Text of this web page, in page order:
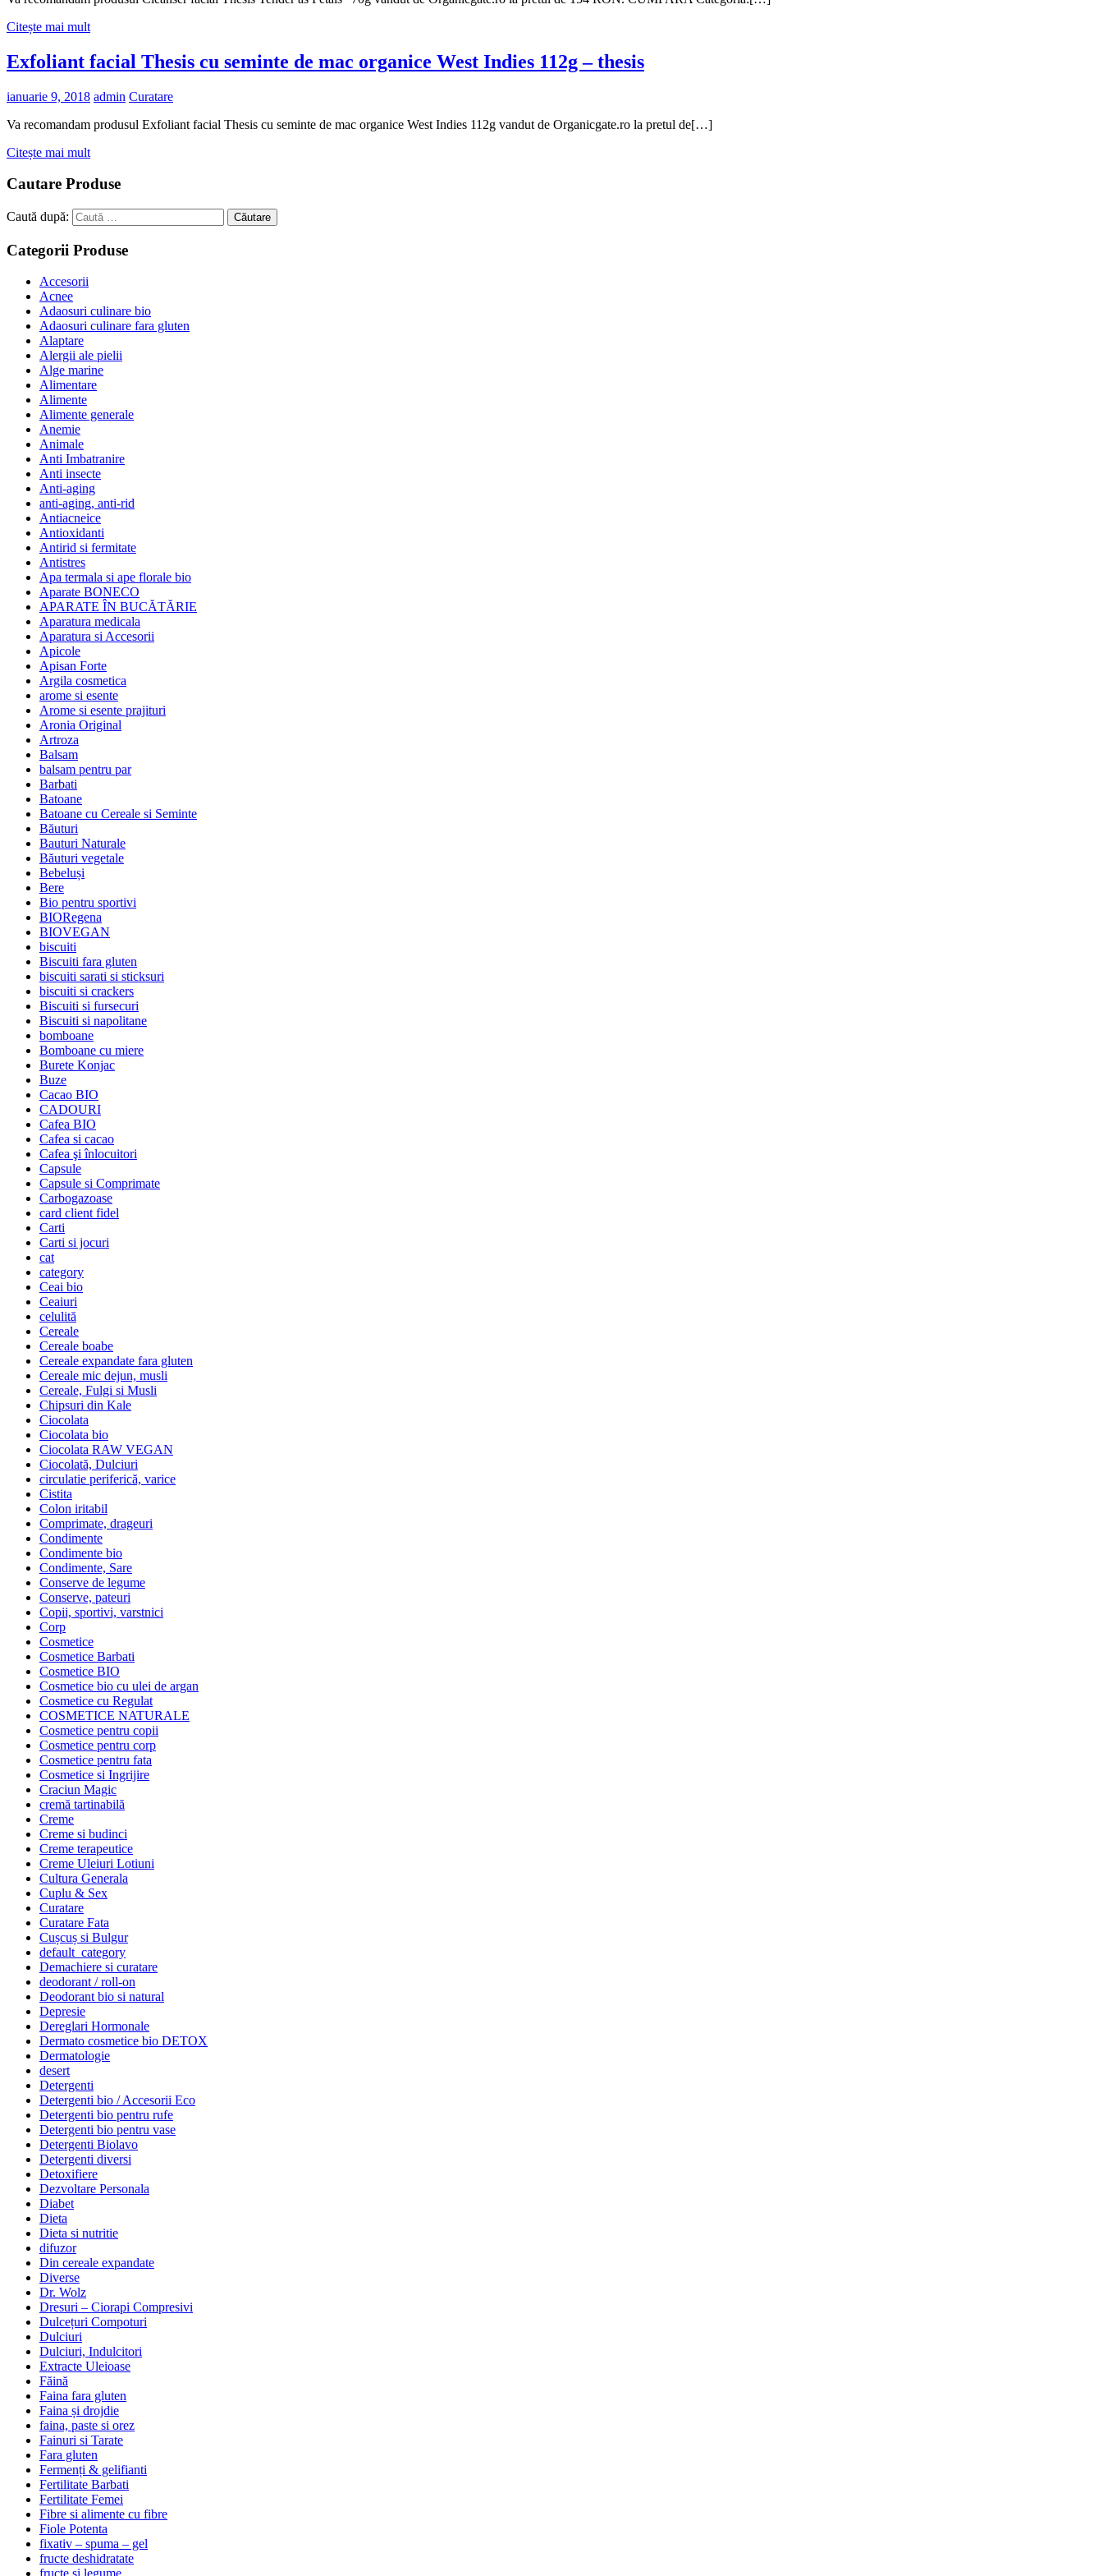
Citește mai mult
Exfoliant facial Thesis cu seminte de mac organice West Indies 112g – thesis
ianuarie 9, 2018 admin Curatare
Va recomandam produsul Exfoliant facial Thesis cu seminte de mac organice West Indies 112g vandut de Organicgate.ro la pretul de[…]
Citește mai mult
Cautare Produse
Caută după: Căutare
Categorii Produse
Accesorii
Acnee
Adaosuri culinare bio
Adaosuri culinare fara gluten
Alaptare
Alergii ale pielii
Alge marine
Alimentare
Alimente
Alimente generale
Anemie
Animale
Anti Imbatranire
Anti insecte
Anti-aging
anti-aging, anti-rid
Antiacneice
Antioxidanti
Antirid si fermitate
Antistres
Apa termala si ape florale bio
Aparate BONECO
APARATE ÎN BUCĂTĂRIE
Aparatura medicala
Aparatura si Accesorii
Apicole
Apisan Forte
Argila cosmetica
arome si esente
Arome si esente prajituri
Aronia Original
Artroza
Balsam
balsam pentru par
Barbati
Batoane
Batoane cu Cereale si Seminte
Băuturi
Bauturi Naturale
Băuturi vegetale
Bebeluși
Bere
Bio pentru sportivi
BIORegena
BIOVEGAN
biscuiti
Biscuiti fara gluten
biscuiti sarati si sticksuri
biscuiti si crackers
Biscuiti si fursecuri
Biscuiti si napolitane
bomboane
Bomboane cu miere
Burete Konjac
Buze
Cacao BIO
CADOURI
Cafea BIO
Cafea si cacao
Cafea şi înlocuitori
Capsule
Capsule si Comprimate
Carbogazoase
card client fidel
Carti
Carti si jocuri
cat
category
Ceai bio
Ceaiuri
celulită
Cereale
Cereale boabe
Cereale expandate fara gluten
Cereale mic dejun, musli
Cereale, Fulgi si Musli
Chipsuri din Kale
Ciocolata
Ciocolata bio
Ciocolata RAW VEGAN
Ciocolată, Dulciuri
circulatie periferică, varice
Cistita
Colon iritabil
Comprimate, drageuri
Condimente
Condimente bio
Condimente, Sare
Conserve de legume
Conserve, pateuri
Copii, sportivi, varstnici
Corp
Cosmetice
Cosmetice Barbati
Cosmetice BIO
Cosmetice bio cu ulei de argan
Cosmetice cu Regulat
COSMETICE NATURALE
Cosmetice pentru copii
Cosmetice pentru corp
Cosmetice pentru fata
Cosmetice si Ingrijire
Craciun Magic
cremă tartinabilă
Creme
Creme si budinci
Creme terapeutice
Creme Uleiuri Lotiuni
Cultura Generala
Cuplu & Sex
Curatare
Curatare Fata
Cușcuș si Bulgur
default_category
Demachiere si curatare
deodorant / roll-on
Deodorant bio si natural
Depresie
Dereglari Hormonale
Dermato cosmetice bio DETOX
Dermatologie
desert
Detergenti
Detergenti bio / Accesorii Eco
Detergenti bio pentru rufe
Detergenti bio pentru vase
Detergenti Biolavo
Detergenti diversi
Detoxifiere
Dezvoltare Personala
Diabet
Dieta
Dieta si nutritie
difuzor
Din cereale expandate
Diverse
Dr. Wolz
Dresuri – Ciorapi Compresivi
Dulcețuri Compoturi
Dulciuri
Dulciuri, Indulcitori
Extracte Uleioase
Făină
Faina fara gluten
Faina și drojdie
faina, paste si orez
Fainuri si Tarate
Fara gluten
Fermenți & gelifianti
Fertilitate Barbati
Fertilitate Femei
Fibre si alimente cu fibre
Fiole Potenta
fixativ – spuma – gel
fructe deshidratate